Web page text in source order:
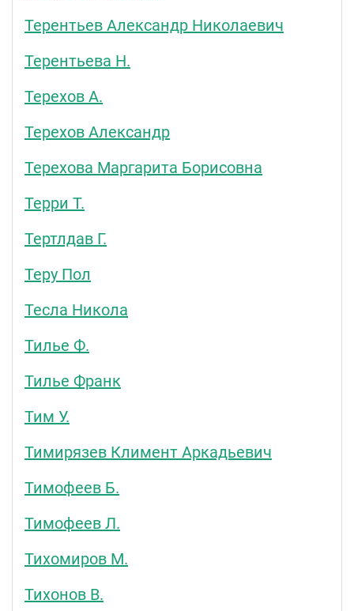
Терентьев Александр Николаевич
Терентьева Н.
Терехов А.
Терехов Александр
Терехова Маргарита Борисовна
Терри Т.
Тертлдав Г.
Теру Пол
Тесла Никола
Тилье Ф.
Тилье Франк
Тим У.
Тимирязев Климент Аркадьевич
Тимофеев Б.
Тимофеев Л.
Тихомиров М.
Тихонов В.